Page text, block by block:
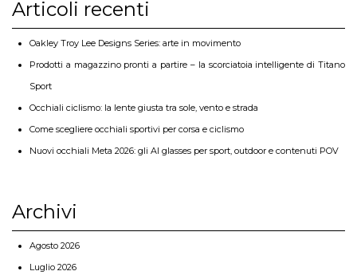
Articoli recenti
Oakley Troy Lee Designs Series: arte in movimento
Prodotti a magazzino pronti a partire – la scorciatoia intelligente di Titano
Sport
Occhiali ciclismo: la lente giusta tra sole, vento e strada
Come scegliere occhiali sportivi per corsa e ciclismo
Nuovi occhiali Meta 2026: gli AI glasses per sport, outdoor e contenuti POV
Archivi
Agosto 2026
Luglio 2026